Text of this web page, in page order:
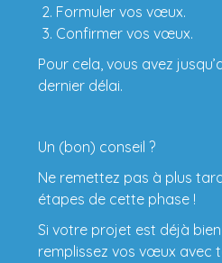
Formuler vos vœux.
Confirmer vos vœux.
Pour cela, vous avez
dernier délai.
Un (bon) conseil ?
Ne remettez pas à plus
étapes de cette phase !
Si votre projet est déjà
remplissez vos vœux avec